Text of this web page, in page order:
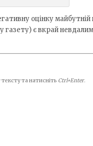
оцінку майбутній
є вкрай
та натисніть Ctrl+Enter.